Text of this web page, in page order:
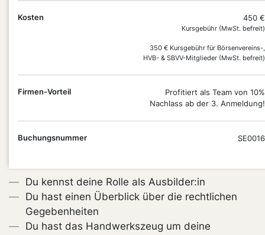
Kosten 450 €
Kursgebühr (MwSt. befreit)
350 € Kursgebühr für Börsenvereins-,
HVB- & SBVV-Mitglieder (MwSt. befreit)
Firmen-Vorteil
Profitiert als Team von 10%
Nachlass ab der 3. Anmeldung!
Buchungsnummer SE0016
PLUS
PUNKT
modern und passgenau für Auszubildende und
Du kennst deine Rolle als Ausbilder:in
Du hast einen Überblick über die rechtlichen
Gegebenheiten
Du hast das Handwerkszeug um deine